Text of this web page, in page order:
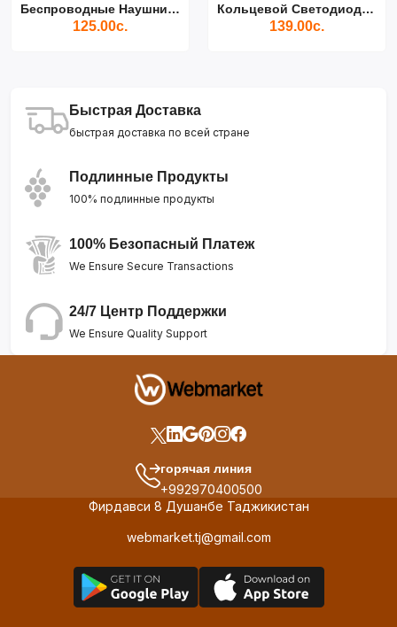
Беспроводные Наушники Air...
125.00с.
Кольцевой Светодиодный Св...
139.00с.
Быстрая Доставка
быстрая доставка по всей стране
Подлинные Продукты
100% подлинные продукты
100% Безопасный Платеж
We Ensure Secure Transactions
24/7 Центр Поддержки
We Ensure Quality Support
горячая линия
+992970400500
Фирдавси 8 Душанбе Таджикистан
webmarket.tj@gmail.com